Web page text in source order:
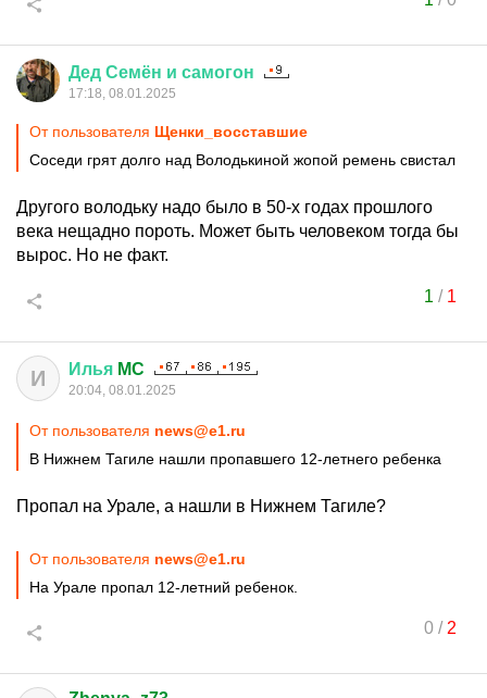
Дед Семён и самогон
17:18, 08.01.2025
От пользователя Щенки_восставшие
Соседи грят долго над Володькиной жопой ремень свистал
Другого володьку надо было в 50-х годах прошлого
века нещадно пороть. Может быть человеком тогда бы
вырос. Но не факт.
1 / 1
И Илья MC
20:04, 08.01.2025
От пользователя news@e1.ru
В Нижнем Тагиле нашли пропавшего 12-летнего ребенка
Пропал на Урале, а нашли в Нижнем Тагиле?
От пользователя news@e1.ru
На Урале пропал 12-летний ребенок.
0/ 2